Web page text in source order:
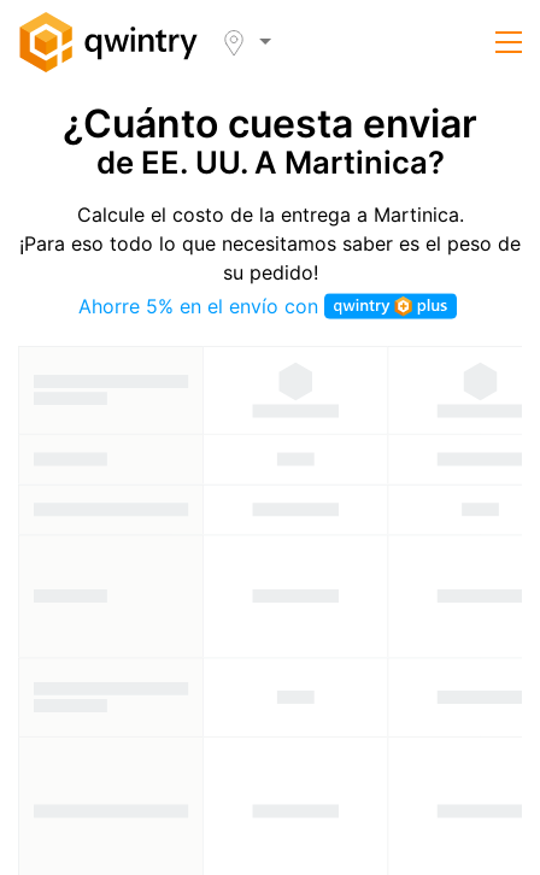
¿Cuánto cuesta enviar
de EE. UU. A Martinica?
Calcule el costo de la entrega a Martinica.
¡Para eso todo lo que necesitamos saber es el peso de
su pedido!
Ahorre 5% en el envío con